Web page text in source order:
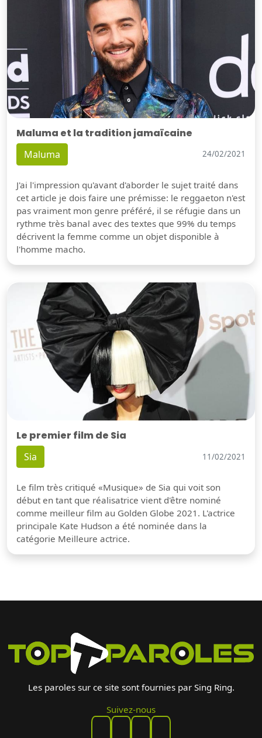
Maluma et la tradition jamaïcaine
Maluma 24/02/2021
J'ai l'impression qu'avant d'aborder le sujet traité dans
cet article je dois faire une prémisse: le reggaeton n'est
pas vraiment mon genre préféré, il se réfugie dans un
rythme très banal avec des textes que 99% du temps
décrivent la femme comme un objet disponible à
l'homme macho.
Le premier film de Sia
Sia 11/02/2021
Le film très critiqué «Musique» de Sia qui voit son
début en tant que réalisatrice vient d'être nominé
comme meilleur film au Golden Globe 2021. L'actrice
principale Kate Hudson a été nominée dans la
catégorie Meilleure actrice.
Les paroles sur ce site sont fournies par Sing Ring.
Suivez-nous